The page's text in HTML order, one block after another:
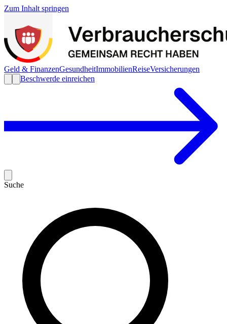
Zum Inhalt springen
Geld & FinanzenGesundheitImmobilienReiseVersicherungen
Beschwerde einreichen
Suche